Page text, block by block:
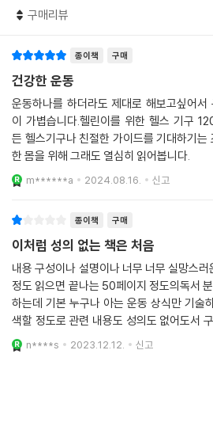
구매리뷰
종이책 구매
건강한 운동
운동하나를 하더라도 제대로 해보고싶어
이 가볍습니다.헬린이를 위한 헬스 기구
든 헬스기구나 친절한 가이드를 기대하기는
한 몸을 위해 그래도 열심히 읽어봅니다.
m******a 2024.08.16. 신고
종이책 구매
이처럼 성의 없는 책은 처음
내용 구성이나 설명이나 너무 너무 실망스
정도 읽으면 끝나는 50페이지 정도의독서
하는데 기본 누구나 아는 운동 상식만 기술
색할 정도로 관련 내용도 성의도 없어도서 구입 후 돈이 아까운 적은 처음
입니다그흔한 운동 프로그램도 미포함하고
있었습니다이처럼 성
n****s 2023.12.12. 신고